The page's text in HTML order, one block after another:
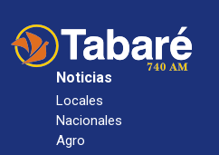
Noticias
Locales
Nacionales
Agro